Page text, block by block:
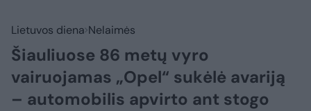
Lietuvos diena Nelaimės
Šiauliuose 86 metų vyro
vairuojamas „Opel“ sukėlė avariją
– automobilis apvirto ant stogo